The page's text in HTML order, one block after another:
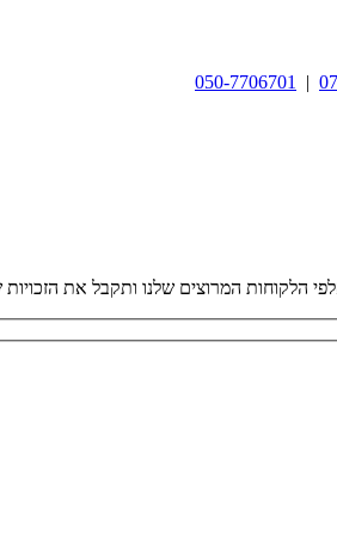
|
050-7706701
הלקוחות המרוצים שלנו ותקבל את הזכויות